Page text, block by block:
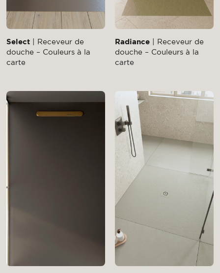
Select | Receveur de
douche – Couleurs à la
carte
Radiance | Receveur de
douche – Couleurs à la
carte